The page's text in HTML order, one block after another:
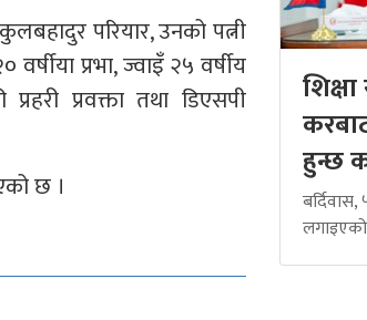
परियार, उनको पत्नी
प्रभा, ज्वाइँ २५ वर्षीय
प्रवक्ता तथा डिएसपी
छ ।
हुन्छ